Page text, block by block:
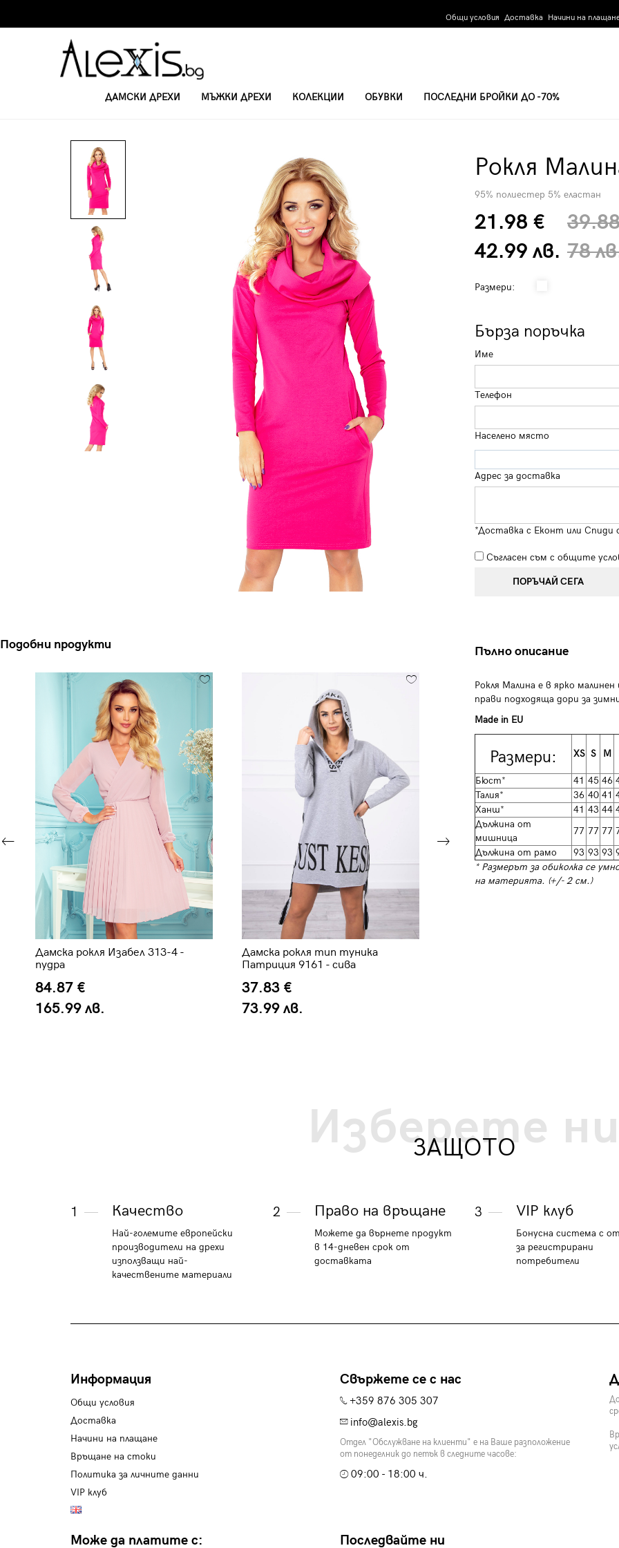
Общи условия Доставка Начини на
ДАМСКИ ДРЕХИ МЪЖКИ ДРЕХИ КОЛЕКЦИИ ОБУВКИ ПОСЛЕДНИ БРОЙКИ ДО -70%
Рокля
95% полиестер 5% еластан
21.98 €
42.99 лв. 78
Размери:
Бърза поръчка
Име
Телефон
Населено място
Адрес за доставка
*Доставка с Еконт или
Съгласен съм с общите
ПОРЪЧАЙ СЕГА
Подобни продукти
Дамска рокля Изабел 313-4 -
пудра
84.87 €
165.99 лв.
Дамска рокля тип туника
Патриция 9161 - сива
37.83 €
73.99 лв.
Пълно описание
Рокля Малина е в ярко
прави подходяща дори за
Made in EU
Размери: XS S M
Бюст* 41 45 46
Талия*
36 40 41
Ханш*
41 43 44
Дължина от
мишница
77 77 77
Дължина от рамо
93 93 93
* Размерът за обиколка се
на материята. (+/- 2 см.)
Изберете ни
ЗАЩОТО
1 Качество
Най-големите европейски
производители на дрехи
използващи най-
качествените материали
2 Право на връщане
Можете да върнете продукт
в 14-дневен срок от
доставката
3 VIP клуб
Бонусна система с
за регистрирани
потребители
Информация
Общи условия
Доставка
Начини на плащане
Връщане на стоки
Политика за личните данни
VIP клуб
Свържете се с нас
+359 876 305 307
info@alexis.bg
Отдел "Обслужване на клиенти" е на Ваше разположение
от понеделник до петък в следните часове:
09:00 - 18:00 ч.
Може да платите с: Последвайте ни